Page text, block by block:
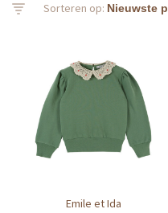
Sorteren op:
Emile et Ida